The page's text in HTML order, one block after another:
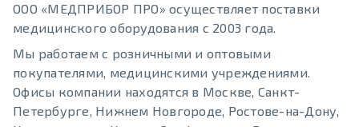
ООО «МЕДПРИБОР ПРО» осуществляет поставки
медицинского оборудования с 2003 года.
Мы работаем с розничными и оптовыми
покупателями, медицинскими учреждениями.
Офисы компании находятся в Москве, Санкт-
Петербурге, Нижнем Новгороде, Ростове-на-Дону,